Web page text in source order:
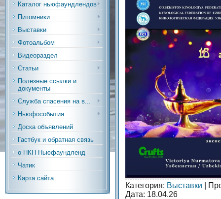
Каталог ньюфаундлендов
Питомники
Выставки
Фотоальбом
Видеораздел
Статьи
Полезные ссылки и
документы
Служба спасения на в...
Ньюфособытия
Доска объявлений
Гастбук и обратная связь
о НКП Ньюфаундленд
Чатик
Карта сайта
Категория: Выставки |
Дата: 18.04.26